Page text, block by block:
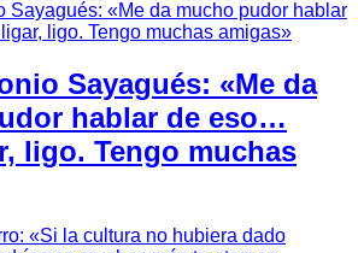
Sayagués: «Me da
hablar de eso…
ligo. Tengo muchas